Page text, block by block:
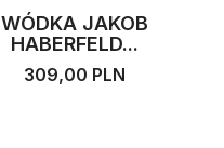
WÓDKA JAKOB
HABERFELD...
309,00 PLN